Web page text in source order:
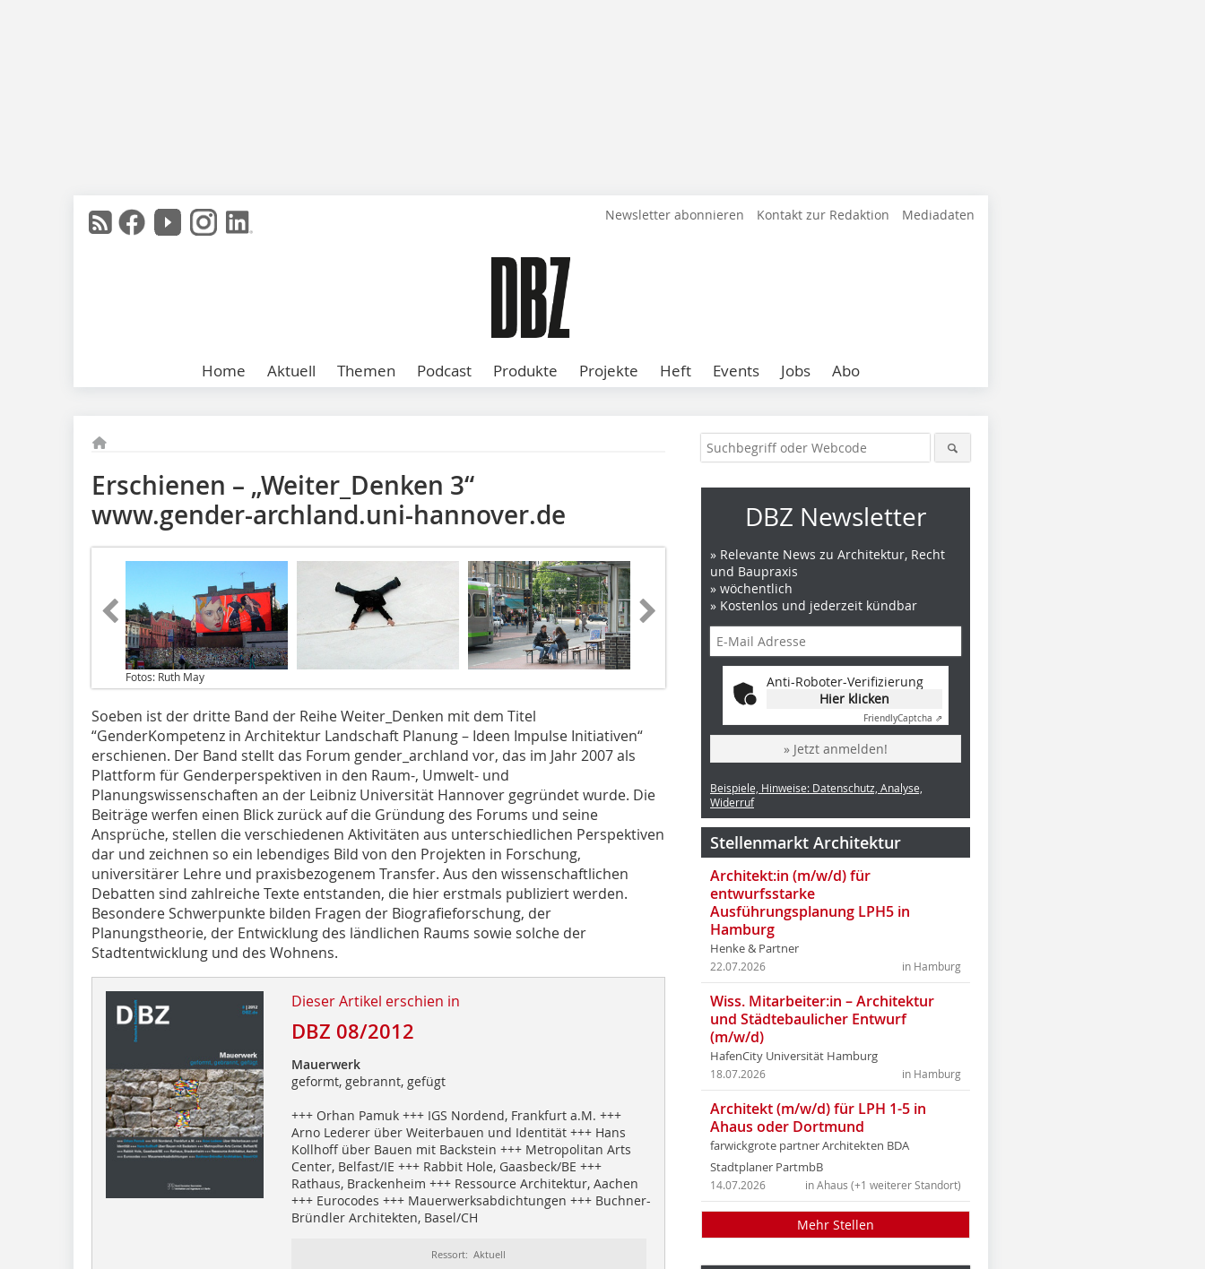
Newsletter abonnieren Kontakt zur Redaktion Mediadaten
Home Aktuell Themen Podcast Produkte Projekte Heft Events Jobs Abo
Erschienen – „Weiter_Denken 3“
www.gender-archland.uni-hannover.de
Fotos: Ruth May
Soeben ist der dritte Band der Reihe Weiter_Denken mit dem Titel
“GenderKompetenz in Architektur Landschaft Planung – Ideen Impulse Initiativen“
erschienen. Der Band stellt das Forum gender_archland vor, das im Jahr 2007 als
Plattform für Genderperspektiven in den Raum-, Umwelt- und
Planungswissenschaften an der Leibniz Universität Hannover gegründet wurde. Die
Beiträge werfen einen Blick zurück auf die Gründung des Forums und seine
Ansprüche, stellen die verschiedenen Aktivitäten aus unterschiedlichen Perspektiven
dar und zeichnen so ein lebendiges Bild von den Projekten in Forschung,
universitärer Lehre und praxisbezogenem Transfer. Aus den wissenschaftlichen
Debatten sind zahlreiche Texte entstanden, die hier erst­mals publiziert werden.
Besondere Schwerpunkte bilden Fragen der Biografie­forschung, der
Planungstheorie, der Entwick­lung des ländlichen Raums sowie solche der
Stadtentwicklung und des Wohnens.
Dieser Artikel erschien in
DBZ 08/2012
Mauerwerk
geformt, gebrannt, gefügt
+++ Orhan Pamuk +++ IGS Nordend, Frankfurt a.M. +++
Arno Lederer über Weiterbauen und Identität +++ Hans
Kollhoff über Bauen mit Backstein +++ Metropolitan Arts
Center, Belfast/IE +++ Rabbit Hole, Gaasbeck/BE +++
Rathaus, Brackenheim +++ Ressource Architektur, Aachen
+++ Eurocodes +++ Mauerwerksabdichtungen +++ Buchner-
Bründler Architekten, Basel/CH
Ressort: Aktuell
DBZ Newsletter
» Relevante News zu Architektur, Recht
und Baupraxis
» wöchentlich
» Kostenlos und jederzeit kündbar
Anti-Roboter-Verifizierung
Hier klicken
FriendlyCaptcha ⇗
» Jetzt anmelden!
Beispiele, Hinweise: Datenschutz, Analyse,
Widerruf
Stellenmarkt Architektur
Architekt:in (m/w/d) für
entwurfsstarke
Ausführungsplanung LPH5 in
Hamburg
Henke & Partner
in Hamburg
22.07.2026
Wiss. Mitarbeiter:in – Architektur
und Städtebaulicher Entwurf
(m/w/d)
HafenCity Universität Hamburg
in Hamburg
18.07.2026
Architekt (m/w/d) für LPH 1-5 in
Ahaus oder Dortmund
farwickgrote partner Architekten BDA
Stadtplaner PartmbB
in Ahaus (+1 weiterer Standort)
14.07.2026
Mehr Stellen